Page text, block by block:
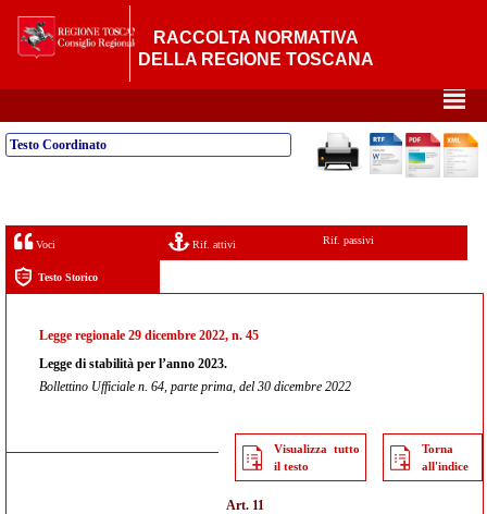
RACCOLTA NORMATIVA
DELLA REGIONE TOSCANA
²
Testo Coordinato
Voci Rif. attivi Rif. passivi
Testo Storico
Legge regionale 29 dicembre 2022, n. 45
Legge di stabilità per l’anno 2023.
Bollettino Ufficiale n. 64, parte prima, del 30 dicembre 2022
Visualizza tutto
il testo
Torna
all'indice
Art. 11